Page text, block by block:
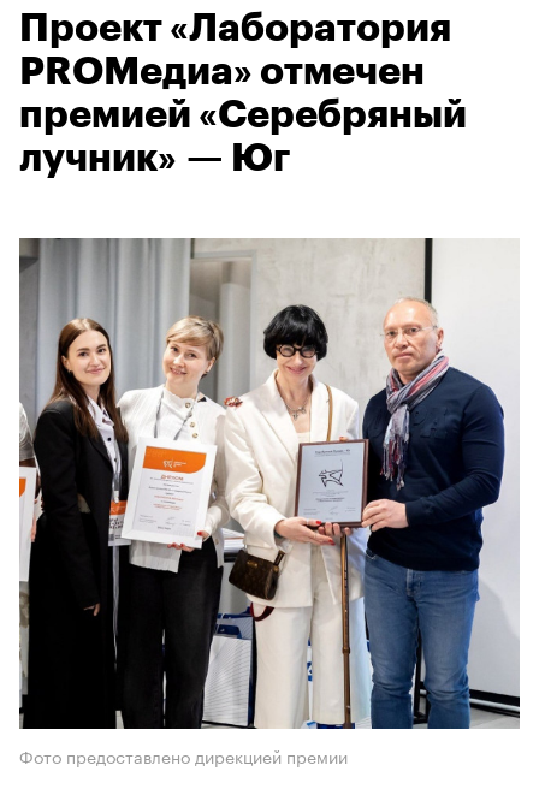
Проект «Лаборатория
PROМедиа» отмечен
премией «Серебряный
лучник» — Юг
Фото предоставлено дирекцией премии